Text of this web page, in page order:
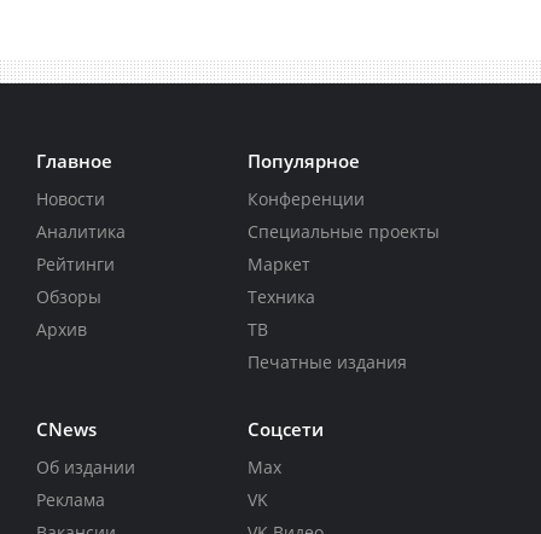
Главное
Новости
Аналитика
Рейтинги
Обзоры
Архив
Популярное
Конференции
Специальные проекты
Маркет
Техника
ТВ
Печатные издания
CNews
Об издании
Реклама
Соцсети
Max
VK